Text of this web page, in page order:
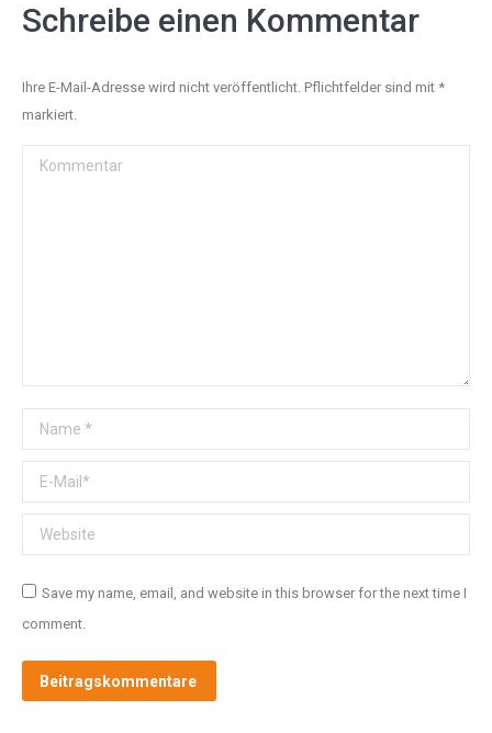
Schreibe einen Kommentar
Ihre E-Mail-Adresse wird nicht veröffentlicht. Pflichtfelder sind mit *
markiert.
Kommentar
Name *
E-Mail *
Website
Save my name, email, and website in this browser for the next time I
comment.
Beitragskommentare